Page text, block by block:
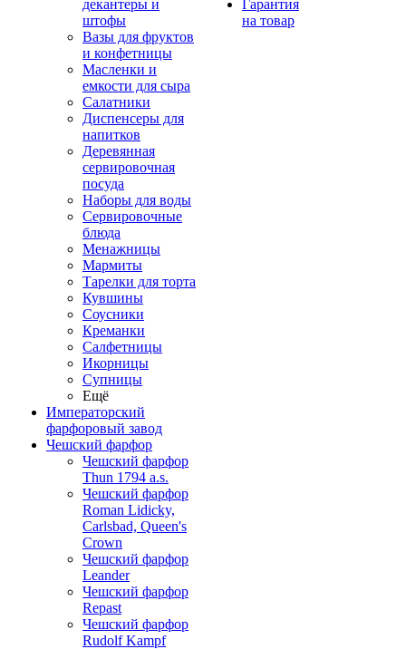
декантеры и
штофы
Вазы для фруктов
и конфетницы
Масленки и
емкости для сыра
Салатники
Диспенсеры для
напитков
Деревянная
сервировочная
посуда
Наборы для воды
Сервировочные
блюда
Менажницы
Мармиты
Тарелки для торта
Кувшины
Соусники
Креманки
Салфетницы
Икорницы
Супницы
Ещё
Императорский
фарфоровый завод
Чешский фарфор
Чешский фарфор
Thun 1794 a.s.
Чешский фарфор
Roman Lidicky,
Carlsbad, Queen's
Crown
Чешский фарфор
Leander
Чешский фарфор
Repast
Чешский фарфор
Rudolf Kampf
Гарантия
на товар